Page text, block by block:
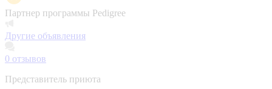
Партнер программы Pedigree
Другие объявления
0 отзывов
Представитель приюта